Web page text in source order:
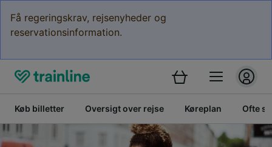
Få regeringskrav, rejsenyheder og
reservationsinformation.
Køb billetter Oversigt over rejse Køreplan Ofte